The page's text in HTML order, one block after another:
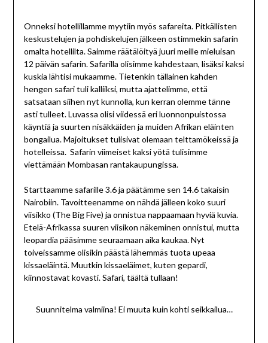
Onneksi hotellillamme myytiin myös safareita. Pitkällisten
keskustelujen ja pohdiskelujen jälkeen ostimmekin safarin
omalta hotellilta. Saimme räätälöityä juuri meille mieluisan
12 päivän safarin. Safarilla olisimme kahdestaan, lisäksi kaksi
kuskia lähtisi mukaamme. Tietenkin tällainen kahden
hengen safari tuli kalliiksi, mutta ajattelimme, että
satsataan siihen nyt kunnolla, kun kerran olemme tänne
asti tulleet. Luvassa olisi viidessä eri luonnonpuistossa
käyntiä ja suurten nisäkkäiden ja muiden Afrikan eläinten
bongailua. Majoitukset tulisivat olemaan telttamökeissä ja
hotelleissa. Safarin viimeiset kaksi yötä tulisimme
viettämään Mombasan rantakaupungissa.
Starttaamme safarille 3.6 ja päätämme sen 14.6 takaisin
Nairobiin. Tavoitteenamme on nähdä jälleen koko suuri
viisikko (The Big Five) ja onnistua nappaamaan hyviä kuvia.
Etelä-Afrikassa suuren viisikon näkeminen onnistui, mutta
leopardia pääsimme seuraamaan aika kaukaa. Nyt
toiveissamme olisikin päästä lähemmäs tuota upeaa
kissaeläintä. Muutkin kissaeläimet, kuten gepardi,
kiinnostavat kovasti. Safari, täältä tullaan!
Suunnitelma valmiina! Ei muuta kuin kohti seikkailua…